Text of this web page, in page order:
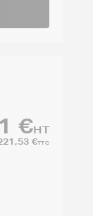
€HT
€TTC